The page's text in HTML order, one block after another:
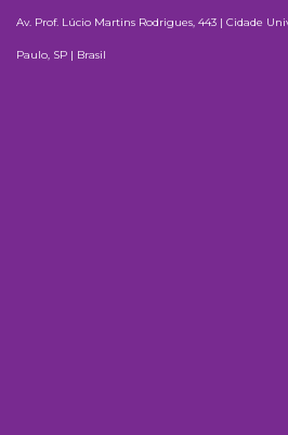
Av. Prof. Lúcio Martins Rodrigues, 443 | Cidade
Paulo, SP | Brasil